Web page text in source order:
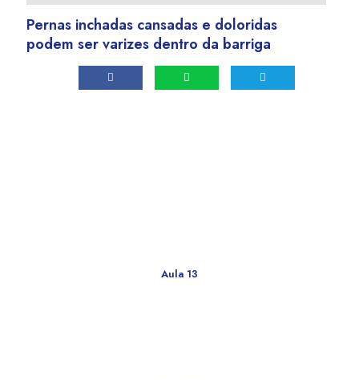
Pernas inchadas cansadas e doloridas
podem ser varizes dentro da barriga
Aula 13